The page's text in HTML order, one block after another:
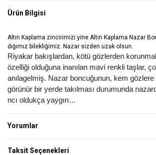
Ürün Bilgisi
Altın Kaplama zincirimizi yine Altın Kaplama Nazar
dığımız bilekliğimiz. Nazar sizden uzak olsun.
Riyakar bakışlardan, kötü gözlerden
özelliği olduğuna inanılan mavi renkli taşlar,
anılagelmiş. Nazar boncuğunun, kem
görünür bir yerde takılması durumunda
ncı oldukça yaygın…
Yorumlar
Taksit Seçenekleri